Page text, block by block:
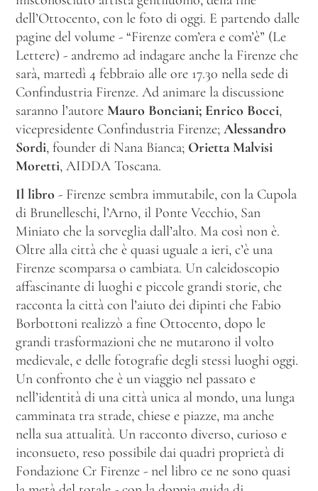
dell’Ottocento, con le foto di oggi. E partendo dalle
pagine del volume - “Firenze com’era e com’è” (Le
Lettere) - andremo ad indagare anche la Firenze che
sarà, martedì 4 febbraio alle ore 17.30 nella sede di
Confindustria Firenze. Ad animare la discussione
saranno l’autore Mauro Bonciani; Enrico Bocci,
vicepresidente Confindustria Firenze; Alessandro
Sordi, founder di Nana Bianca; Orietta Malvisi
Moretti, AIDDA Toscana.
Il libro - Firenze sembra immutabile, con la Cupola
di Brunelleschi, l’Arno, il Ponte Vecchio, San
Miniato che la sorveglia dall’alto. Ma così non è.
Oltre alla città che è quasi uguale a ieri, c’è una
Firenze scomparsa o cambiata. Un caleidoscopio
affascinante di luoghi e piccole grandi storie, che
racconta la città con l’aiuto dei dipinti che Fabio
Borbottoni realizzò a fine Ottocento, dopo le
grandi trasformazioni che ne mutarono il volto
medievale, e delle fotografie degli stessi luoghi oggi.
Un confronto che è un viaggio nel passato e
nell’identità di una città unica al mondo, una lunga
camminata tra strade, chiese e piazze, ma anche
nella sua attualità. Un racconto diverso, curioso e
inconsueto, reso possibile dai quadri proprietà di
Fondazione Cr Firenze - nel libro ce ne sono quasi